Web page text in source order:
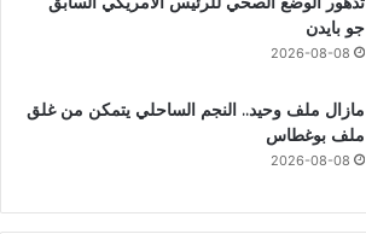
جو بايدن
2026-08-08
مازال ملف وحيد.. النجم الساحلي يتمكن من غلق
ملف بوغطاس
2026-08-08